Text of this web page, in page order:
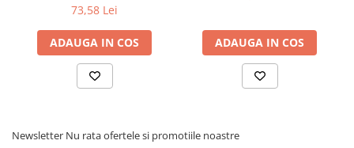
Articole Birotica
Accesorii Arhivare
Calculator
Hartie si Accesorii
Seturi birotica
73,58 Lei
ADAUGA IN COS ADAUGA IN COS
Newsletter Nu rata ofertele si promotiile noastre